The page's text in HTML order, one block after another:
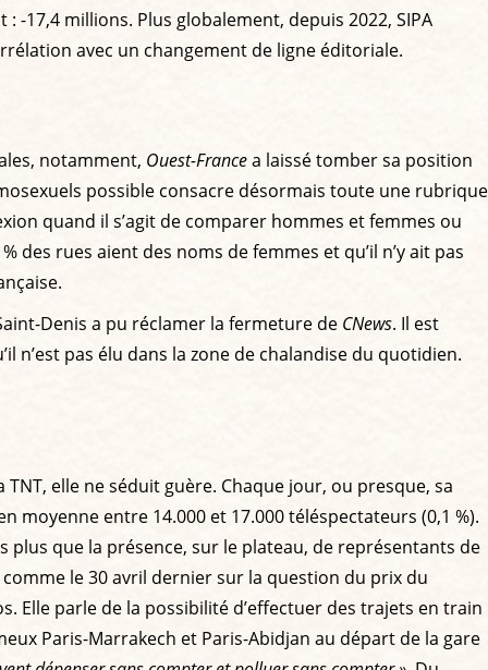
-17,4 millions. Plus globalement, depuis 2022, SIPA
avec un changement de ligne éditoriale.
notamment, Ouest-Francea laissé tomber sa position
possible consacre désormais toute une rubrique
quand il s’agit de comparer hommes et femmes ou
des rues aient des noms de femmes et qu’il n’y ait pas
Denis a pu réclamer la fermeture de CNews. Il est
n’est pas élu dans la zone de chalandise du quotidien.
elle ne séduit guère. Chaque jour, ou presque, sa
moyenne entre 14.000 et 17.000 téléspectateurs (0,1 %).
plus que la présence, sur le plateau, de représentants de
le 30 avril dernier sur la question du prix du
parle de la possibilité d’effectuer des trajets en train
Paris-Marrakech et Paris-Abidjan au départ de la gare